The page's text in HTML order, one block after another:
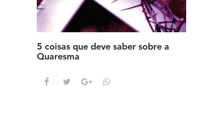
5 coisas que deve saber sobre a
Quaresma